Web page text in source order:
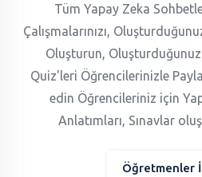
Tüm Yapay Zeka
Çalışmalarınızı,
Oluşturun, Oluşturduğunuz
Quiz'leri Öğrencilerinizle
edin Öğrencileriniz için
Anlatımları, Sınavlar
Öğretmenler